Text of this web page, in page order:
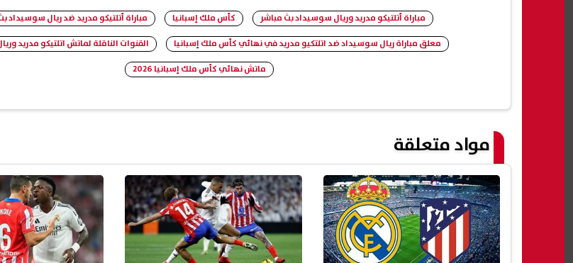
مباراة أتلتيكو مدريد وريال سوسيداد بث مباشر كأس ملك إسبانيا
مباراة أتلتيكو مدريد ضد ريال سوسيداد
معلق مباراة ريال سوسيداد ضد اتلتكيو مدريد في نهائي كأس ملك إسبانيا
القنوات الناقلة لماتش اتلتيكو مدريد
ماتش نهائي كأس ملك إسبانيا 2026
مواد متعلقة